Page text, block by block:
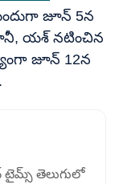
జూన్ 5న
కానీ, యశ్ నటించిన
జూన్ 12న
టైమ్స్ తెలుగులో